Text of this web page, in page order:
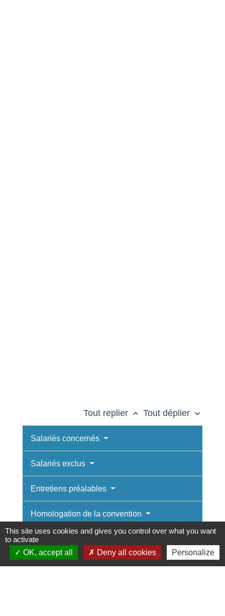
Tout replier keyboard_arrow_up Tout déplier keyboard_arrow_down
Salariés concernés
Salariés exclus
Entretiens préalables
Homologation de la convention
Délai de rétractation
Autorisation pour un salarié protégé
This site uses cookies and gives you control over what you want
to activate
OK, accept all
Deny all cookies Personalize